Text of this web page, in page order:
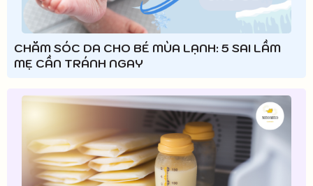
CHĂM SÓC DA CHO BÉ MÙA LẠNH: 5 SAI LẦM
MẸ CẦN TRÁNH NGAY